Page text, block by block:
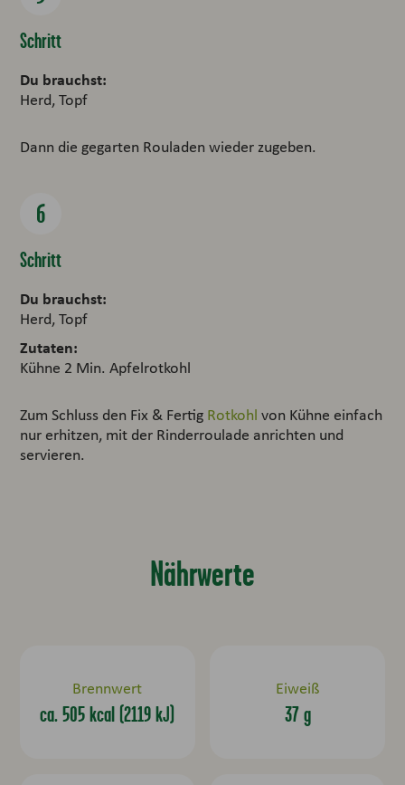
Schritt
Du brauchst:
Herd, Topf
Dann die gegarten Rouladen wieder zugeben.
Schritt
Du brauchst:
Herd, Topf
Zutaten:
Kühne 2 Min. Apfelrotkohl
Zum Schluss den Fix & Fertig Rotkohl von Kühne einfach
nur erhitzen, mit der Rinderroulade anrichten und
servieren.
Nährwerte
Brennwert
ca. 505 kcal (2119 kJ)
Eiweiß
37 g